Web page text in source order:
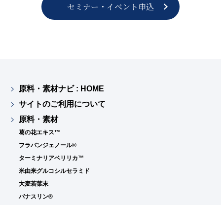
セミナー・イベント申込
原料・素材ナビ : HOME
サイトのご利用について
原料・素材
葛の花エキス™
フラバンジェノール®
ターミナリアベリリカ™
米由来グルコシルセラミド
大麦若葉末
バナスリン®